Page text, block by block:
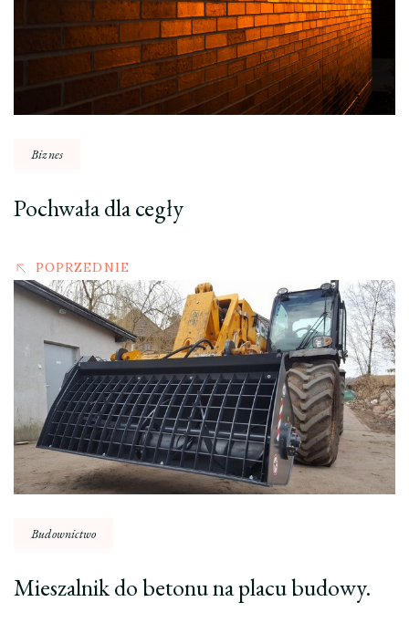
Biznes
Pochwała dla cegły
POPRZEDNIE
Budownictwo
Mieszalnik do betonu na placu budowy.